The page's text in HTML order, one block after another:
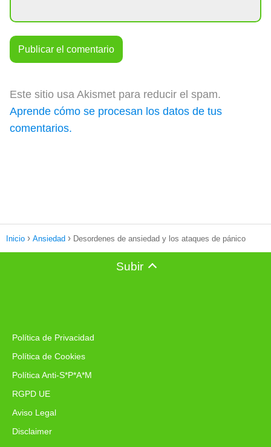
Este sitio usa Akismet para reducir el spam.
Aprende cómo se procesan los datos de tus
comentarios.
Inicio Ansiedad Desordenes de ansiedad y los ataques de pánico
Subir
Política de Privacidad
Política de Cookies
Política Anti-S*P*A*M
RGPD UE
Aviso Legal
Disclaimer